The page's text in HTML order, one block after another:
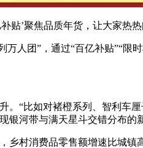
’聚焦品质年货，让大家热热
人团”，通过“百亿补贴”“限
“比如对褚橙系列、智利车
河带与满天星斗交错分布的
村消费品零售额增速比城镇